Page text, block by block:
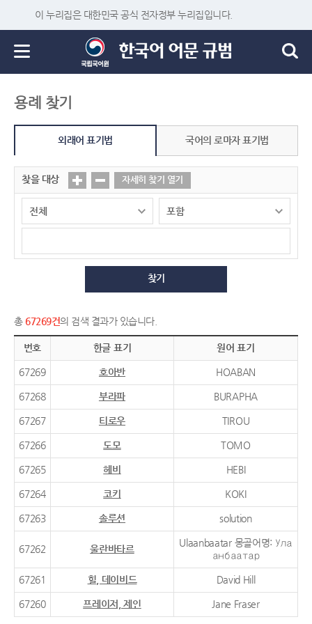
이 누리집은 대한민국 공식 전자정부 누리집입니다.
용례 찾기
외래어 표기법 국어의 로마자 표기법
찾을 대상 자세히 찾기 열기
찾기
총 67269건의 검색 결과가 있습니다.
번호 한글 표기 원어 표기
67269 호아반 HOABAN
67268 부라파 BURAPHA
67267 티로우 TIROU
67266 도모 TOMO
67265 헤비 HEBI
67264 코키 KOKI
67263 솔루션 solution
67262 울란바타르
Ulaanbaatar 몽골어명: Ула
анбаатар
67261 힐, 데이비드 David Hill
67260 프레이저, 제인 Jane Fraser